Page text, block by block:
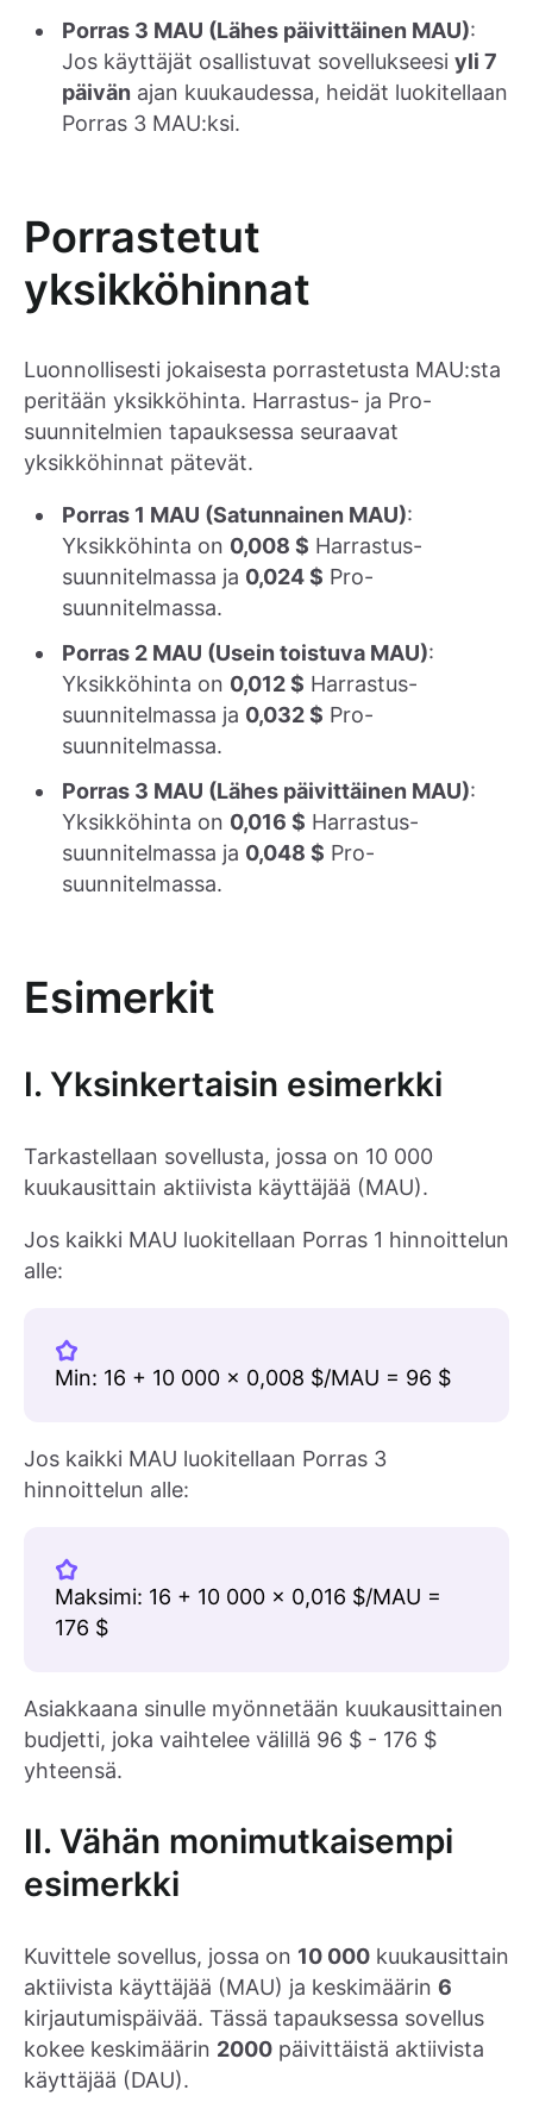
Porras 3 MAU (Lähes päivittäinen MAU):
Jos käyttäjät osallistuvat sovellukseesi yli 7
päivän ajan kuukaudessa, heidät luokitellaan
Porras 3 MAU:ksi.
Porrastetut
yksikköhinnat
Luonnollisesti jokaisesta porrastetusta MAU:sta
peritään yksikköhinta. Harrastus- ja Pro-
suunnitelmien tapauksessa seuraavat
yksikköhinnat pätevät.
Porras 1 MAU (Satunnainen MAU):
Yksikköhinta on 0,008 $ Harrastus-
suunnitelmassa ja 0,024 $ Pro-
suunnitelmassa.
Porras 2 MAU (Usein toistuva MAU):
Yksikköhinta on 0,012 $ Harrastus-
suunnitelmassa ja 0,032 $ Pro-
suunnitelmassa.
Porras 3 MAU (Lähes päivittäinen MAU):
Yksikköhinta on 0,016 $ Harrastus-
suunnitelmassa ja 0,048 $ Pro-
suunnitelmassa.
Esimerkit
I. Yksinkertaisin esimerkki
Tarkastellaan sovellusta, jossa on 10 000
kuukausittain aktiivista käyttäjää (MAU).
Jos kaikki MAU luokitellaan Porras 1 hinnoittelun
alle:
Min: 16 + 10 000 × 0,008 $/MAU = 96 $
Jos kaikki MAU luokitellaan Porras 3
hinnoittelun alle:
Maksimi: 16 + 10 000 × 0,016 $/MAU =
176 $
Asiakkaana sinulle myönnetään kuukausittainen
budjetti, joka vaihtelee välillä 96 $ - 176 $
yhteensä.
II. Vähän monimutkaisempi
esimerkki
Kuvittele sovellus, jossa on 10 000 kuukausittain
aktiivista käyttäjää (MAU) ja keskimäärin 6
kirjautumispäivää. Tässä tapauksessa sovellus
kokee keskimäärin 2000 päivittäistä aktiivista
käyttäjää (DAU).